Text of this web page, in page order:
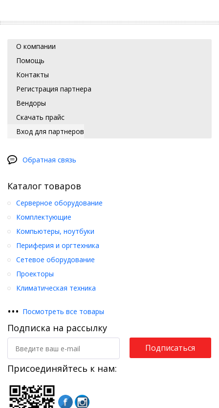
О компании
Помощь
Контакты
Регистрация партнера
Вендоры
Скачать прайс
Вход для партнеров
Обратная связь
Каталог товаров
Серверное оборудование
Комплектующие
Компьютеры, ноутбуки
Периферия и оргтехника
Сетевое оборудование
Проекторы
Климатическая техника
••• Посмотреть все товары
Подписка на рассылку
Подписаться
Присоединяйтесь к нам: